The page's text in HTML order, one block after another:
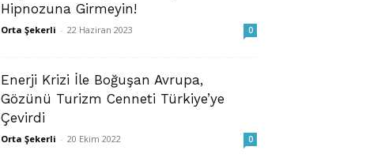
Hipnozuna Girmeyin!
Orta Şekerli - 22 Haziran 2023 0
Enerji Krizi İle Boğuşan Avrupa,
Gözünü Turizm Cenneti Türkiye’ye
Çevirdi
Orta Şekerli - 20 Ekim 2022 0